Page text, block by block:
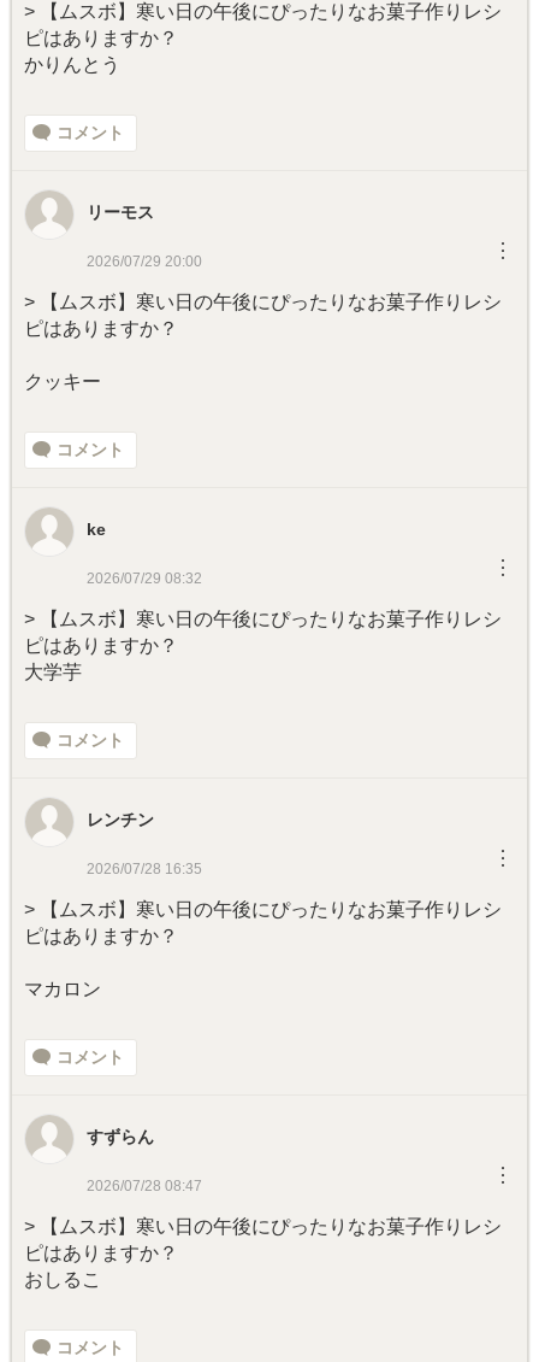
> 【ムスボ】寒い日の午後にぴったりなお菓子作りレシ
ピはありますか？
かりんとう
コメント
リーモス
2026/07/29 20:00 ︙
> 【ムスボ】寒い日の午後にぴったりなお菓子作りレシ
ピはありますか？
クッキー
コメント
ke
2026/07/29 08:32 ︙
> 【ムスボ】寒い日の午後にぴったりなお菓子作りレシ
ピはありますか？
大学芋
コメント
レンチン
2026/07/28 16:35 ︙
> 【ムスボ】寒い日の午後にぴったりなお菓子作りレシ
ピはありますか？
マカロン
コメント
すずらん
2026/07/28 08:47 ︙
> 【ムスボ】寒い日の午後にぴったりなお菓子作りレシ
ピはありますか？
おしるこ
コメント